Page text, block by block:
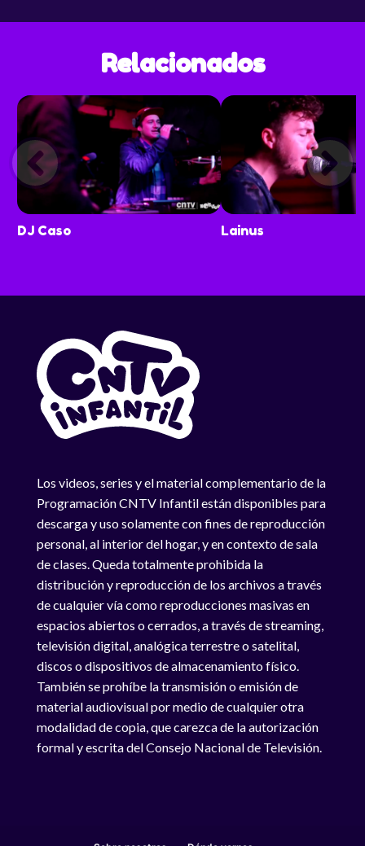
Relacionados
DJ Caso Lainus
Los videos, series y el material complementario de la
Programación CNTV Infantil están disponibles para
descarga y uso solamente con fines de reproducción
personal, al interior del hogar, y en contexto de sala
de clases. Queda totalmente prohibida la
distribución y reproducción de los archivos a través
de cualquier vía como reproducciones masivas en
espacios abiertos o cerrados, a través de streaming,
televisión digital, analógica terrestre o satelital,
discos o dispositivos de almacenamiento físico.
También se prohíbe la transmisión o emisión de
material audiovisual por medio de cualquier otra
modalidad de copia, que carezca de la autorización
formal y escrita del Consejo Nacional de Televisión.